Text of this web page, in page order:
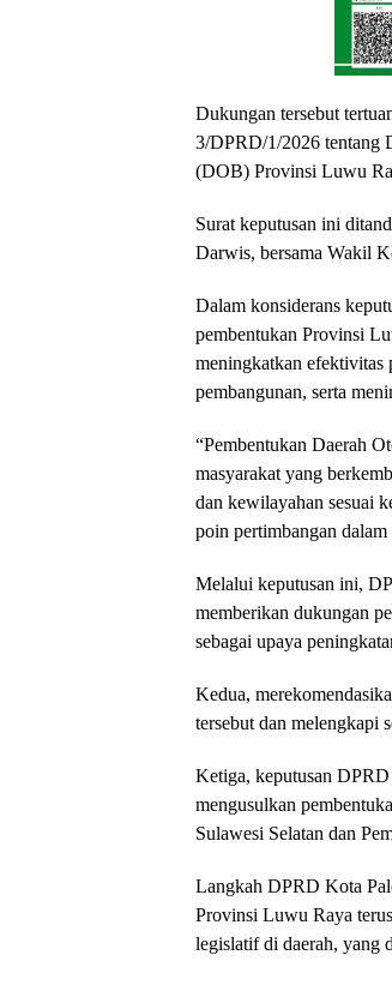
Dukungan tersebut
3/DPRD/1/2026 tentang
(DOB) Provinsi Luwu
Surat keputusan ini
Darwis, bersama Wakil
Dalam konsiderans
pembentukan Provinsi
meningkatkan efektivitas
pembangunan, serta
“Pembentukan Daerah
masyarakat yang
dan kewilayahan sesuai
poin pertimbangan dalam
Melalui keputusan ini,
memberikan dukungan
sebagai upaya
Kedua,
tersebut dan melengkapi
Ketiga, keputusan
mengusulkan
Sulawesi Selatan dan
Langkah DPRD Kota
Provinsi Luwu Raya
legislatif di daerah, yang